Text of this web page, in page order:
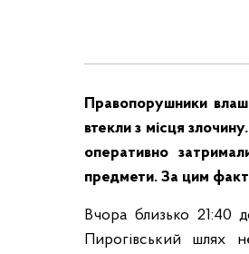
Правопорушники
втекли з місця
оперативно
предмети. За цим
Вчора близько 21:40
Пирогівський шлях